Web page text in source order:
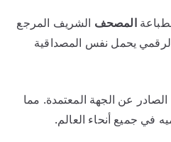
المصحف الشريف المرجع
يحمل نفس المصداقية
عن الجهة المعتمدة. مما
في جميع أنحاء العالم.